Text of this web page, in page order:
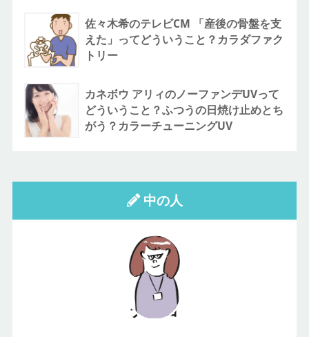
佐々木希のテレビCM 「産後の骨盤を支
えた」ってどういうこと？カラダファク
トリー
カネボウ アリィのノーファンデUVって
どういうこと？ふつうの日焼け止めとち
がう？カラーチューニングUV
中の人
テテコ